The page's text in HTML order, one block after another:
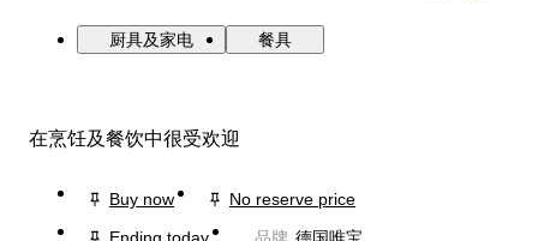
厨具及家电 餐具
在烹饪及餐饮中很受欢迎
Buy now
No reserve price